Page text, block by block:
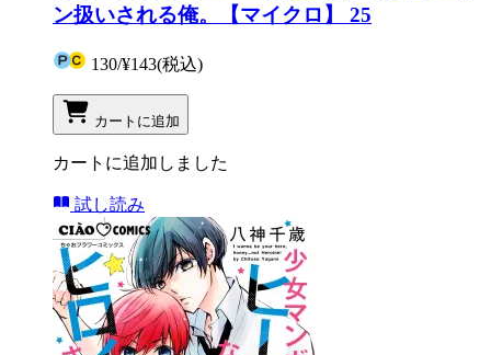
ン扱いされる俺。【マイクロ】 25
130/¥143(税込)
カートに追加
カートに追加しました
試し読み